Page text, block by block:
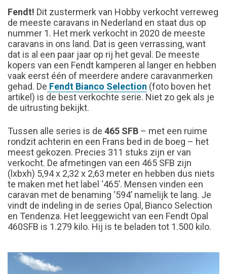
Fendt! Dit zustermerk van Hobby verkocht verreweg
de meeste caravans in Nederland en staat dus op
nummer 1. Het merk verkocht in 2020 de meeste
caravans in ons land. Dat is geen verrassing, want
dat is al een paar jaar op rij het geval. De meeste
kopers van een Fendt kamperen al langer en hebben
vaak eerst één of meerdere andere caravanmerken
gehad. De Fendt Bianco Selection (foto boven het
artikel) is de best verkochte serie. Niet zo gek als je
de uitrusting bekijkt.
Tussen alle series is de 465 SFB – met een ruime
rondzit achterin en een Frans bed in de boeg – het
meest gekozen. Precies 311 stuks zijn er van
verkocht. De afmetingen van een 465 SFB zijn
(lxbxh) 5,94 x 2,32 x 2,63 meter en hebben dus niets
te maken met het label ‘465’. Mensen vinden een
caravan met de benaming ‘594’ namelijk te lang. Je
vindt de indeling in de series Opal, Bianco Selection
en Tendenza. Het leeggewicht van een Fendt Opal
460SFB is 1.279 kilo. Hij is te beladen tot 1.500 kilo.